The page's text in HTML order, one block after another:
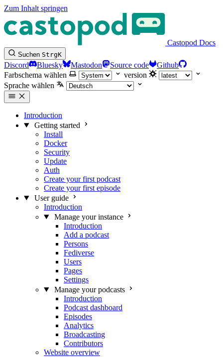
Zum Inhalt springen
Castopod Docs
Suchen StrgK
Discord Bluesky Mastodon Source code
Github
Farbschema wählen
version
Sprache wählen
Introduction
Getting started
Install
Docker
Security
Update
Auth
Create your first podcast
Create your first episode
User guide
Introduction
Manage your instance
Introduction
Add a podcast
Persons
Fediverse
Users
Pages
Settings
Manage your podcasts
Introduction
Podcast dashboard
Episodes
Analytics
Broadcasting
Contributors
Website overview